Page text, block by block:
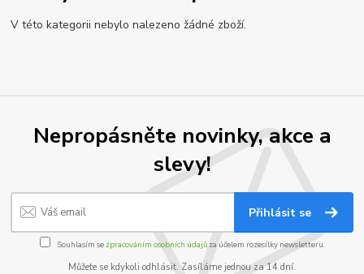
V této kategorii nebylo nalezeno žádné zboží.
Nepropásněte novinky, akce a
slevy!
Přihlásit se
Souhlasím se zpracováním osobních údajůza účelem rozesílky newsletteru.
Můžete se kdykoli odhlásit. Zasíláme jednou za 14 dní.